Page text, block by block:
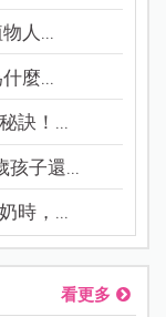
人...
麼...
訣！...
孩子還...
時，...
看更多